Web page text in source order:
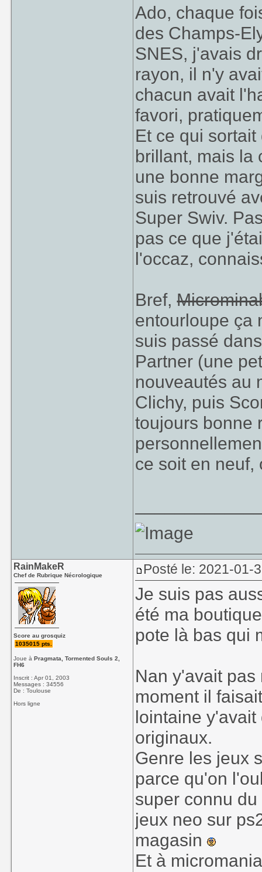
commerciaux
Ils ont pas
nouveautés
Ado, chaque
des Champs-
SNES, j'avais
rayon, il n'y
chacun avait
favori,
Et ce qui
brillant, mais la
une bonne
suis retrouvé
Super Swiv.
pas ce que
l'occaz,
Bref,
entourloupe ça
suis passé
Partner (une
nouveautés au
Clichy, puis
toujours bonne
ce soit en neuf,
RainMakeR
Chef de Rubrique Nécrologique
Score au grosquiz
1035015 pts.
Joue àPragmata, Tormented Souls 2,
FH6
Inscrit : Apr 01, 2003
Messages : 34556
De : Toulouse
Hors ligne
Posté le: 2021-01-
Je suis pas
été ma
pote là bas qui
Nan y'avait
moment il
lointaine
originaux.
Genre les jeux
parce qu'on
super connu
jeux neo sur
magasin
Et à